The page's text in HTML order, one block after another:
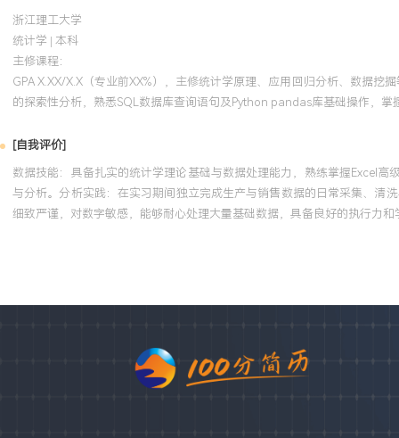
浙江理工大学
统计学 | 本科
主修课程：
GPA X.XX/X.X（专业前XX%），主修统计学原理、应用回归分析、数据
的探索性分析，熟悉SQL数据库查询语句及Python pandas库基础操作，掌
[自我评价]
数据技能：具备扎实的统计学理论基础与数据处理能力，熟练掌握Excel
与分析。分析实践：在实习期间独立完成生产与销售数据的日常采集、清
细致严谨，对数字敏感，能够耐心处理大量基础数据，具备良好的执行力